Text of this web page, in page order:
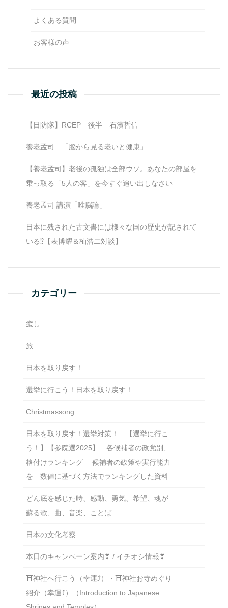
よくある質問
お客様の声
最近の投稿
【日防隊】RCEP 後半 石濱哲信
養老孟司 「脳から見る老いと健康」
【養老孟司】老後の孤独は全部ウソ。あなたの部屋を
乗っ取る「5人の客」を今すぐ追い出しなさい
養老孟司 講演「唯脳論」
日本に残された古文書には様々な国の歴史が記されて
いる⁉【表博耀＆杣浩二対談】
カテゴリー
癒し
旅
日本を取り戻す！
選挙に行こう！日本を取り戻す！
Christmassong
日本を取り戻す！選挙対策！ 【選挙に行こ
う！】【参院選2025】 各候補者の政党別、
格付けランキング 候補者の政策や実行能力
を 数値に基づく方法でランキングした資料
どん底を感じた時、感動、勇気、希望、魂が
蘇る歌、曲、音楽、ことば
日本の文化考察
本日のキャンペーン案内❣ / イチオシ情報❣
⛩神社へ行こう（幸運⤴）・⛩神社お寺めぐり
紹介（幸運⤴）（Introduction to Japanese